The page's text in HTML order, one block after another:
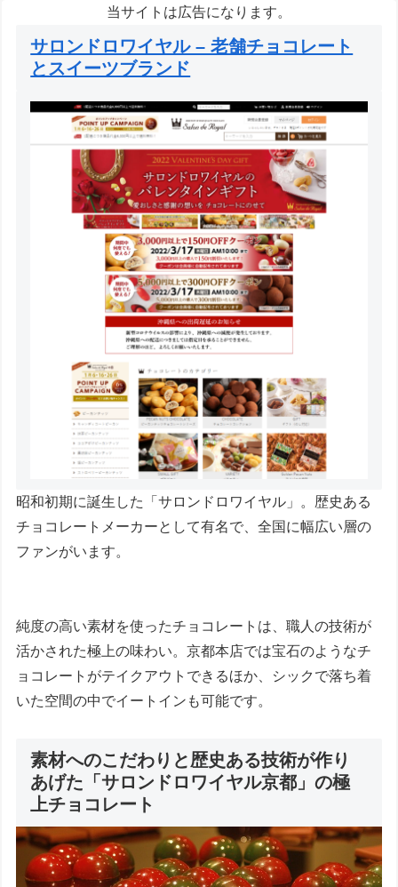
当サイトは広告になります。
サロンドロワイヤル – 老舗チョコレート
とスイーツブランド
昭和初期に誕生した「サロンドロワイヤル」。歴史ある
チョコレートメーカーとして有名で、全国に幅広い層の
ファンがいます。
純度の高い素材を使ったチョコレートは、職人の技術が
活かされた極上の味わい。京都本店では宝石のようなチ
ョコレートがテイクアウトできるほか、シックで落ち着
いた空間の中でイートインも可能です。
素材へのこだわりと歴史ある技術が作り
あげた「サロンドロワイヤル京都」の極
上チョコレート